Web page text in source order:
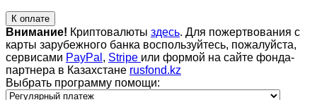
К оплате
Внимание! Криптовалюты здесь. Для пожертвования с
карты зарубежного банка воспользуйтесь, пожалуйста,
сервисами PayPal , Stripe или формой на сайте фонда-
партнера в Казахстане rusfond.kz
Выбрать программу помощи: